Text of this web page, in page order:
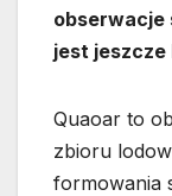
obserwacje
jest jeszcze
Quaoar to
zbioru
formowania